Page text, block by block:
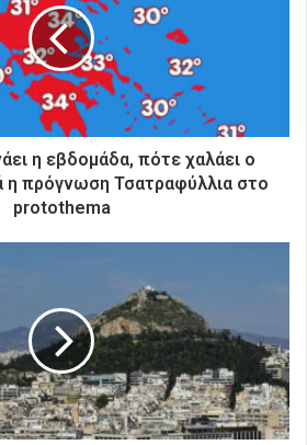
η εβδομάδα, πότε χαλάει ο
η πρόγνωση Τσατραφύλλια στο
protothema